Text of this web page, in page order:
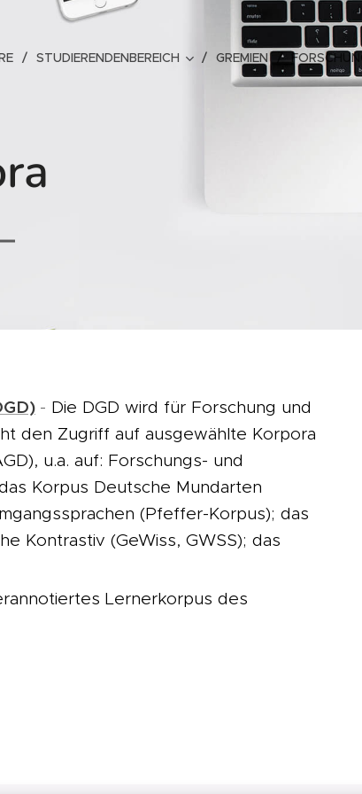
STUDIERENDENBEREICH GREMIEN FORSCHUNG
- Die DGD wird für Forschung und
den Zugriff auf ausgewählte Korpora
u.a. auf: Forschungs- und
Korpus Deutsche Mundarten
(Pfeffer-Korpus); das
Kontrastiv (GeWiss, GWSS); das
Lernerkorpus des